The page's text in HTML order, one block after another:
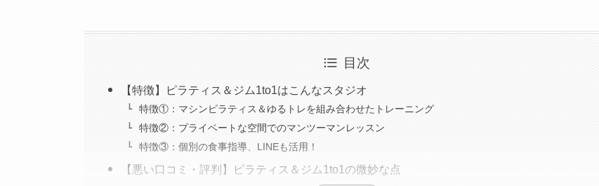
目次
【特徴】ピラティス＆ジム1to1はこんなスタジオ
特徴①：マシンピラティス＆ゆるトレを組み合わせたトレーニング
特徴②：プライベートな空間でのマンツーマンレッスン
特徴③：個別の食事指導、LINEも活用！
【悪い口コミ・評判】ピラティス＆ジム1to1の微妙な点